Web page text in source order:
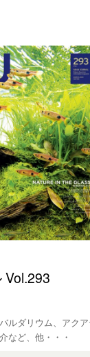
ルダリウム、アク
など、他・・・